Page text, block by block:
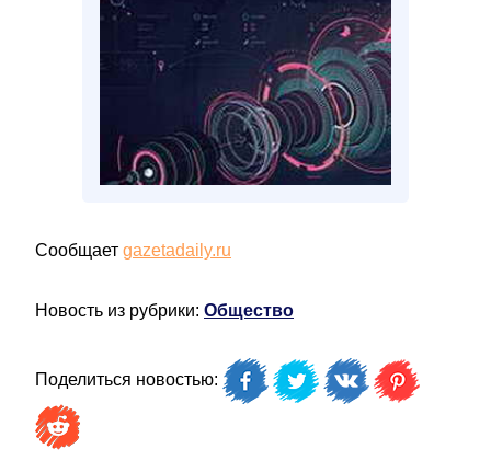
Сообщает gazetadaily.ru
Новость из рубрики: Общество
Поделиться новостью: